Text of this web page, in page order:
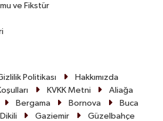
ve Fikstür
Politikası
Hakkımızda
KVKK Metni
Aliağa
Bergama Bornova
Buca
Dikili Gaziemir
Güzelbahçe